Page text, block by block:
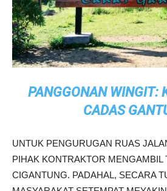
PANGGONAN WINGIT:
CADAS
UNTUK PENGURUGAN RUAS
PIHAK KONTRAKTOR MENGAMBIL
CIGANTUNG. PADAHAL, SECARA